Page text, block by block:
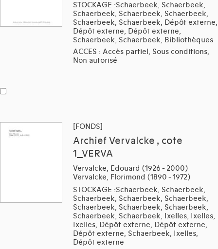
STOCKAGE :Schaerbeek, Schaerbeek,
Schaerbeek, Schaerbeek, Schaerbeek,
Schaerbeek, Schaerbeek, Dépôt externe,
Dépôt externe, Dépôt externe,
Schaerbeek, Schaerbeek, Bibliothèques
ACCES : Accès partiel, Sous conditions,
Non autorisé
[FONDS]
Archief Vervalcke , cote
1_VERVA
Vervalcke, Edouard (1926 - 2000)
Vervalcke, Florimond (1890 - 1972)
STOCKAGE :Schaerbeek, Schaerbeek,
Schaerbeek, Schaerbeek, Schaerbeek,
Schaerbeek, Schaerbeek, Schaerbeek,
Schaerbeek, Schaerbeek, Ixelles, Ixelles,
Ixelles, Dépôt externe, Dépôt externe,
Dépôt externe, Schaerbeek, Ixelles,
Dépôt externe